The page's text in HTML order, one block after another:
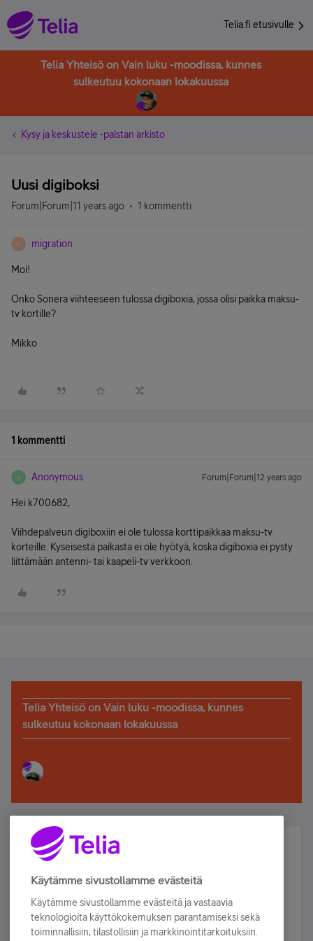
Telia.fi etusivulle
Telia Yhteisö on Vain luku -moodissa, kunnes
sulkeutuu kokonaan lokakuussa
Kysy ja keskustele -palstan arkisto
Uusi digiboksi
Forum|Forum|11 years ago 1 kommentti
M migration
Moi!
Onko Sonera viihteeseen tulossa digiboxia, jossa olisi paikka maksu-
tv kortille?
Mikko
1 kommentti
A Anonymous Forum|Forum|12 years ago
Hei k700682,
Viihdepalveun digiboxiin ei ole tulossa korttipaikkaa maksu-tv
korteille. Kyseisestä paikasta ei ole hyötyä, koska digiboxia ei pysty
liittämään antenni- tai kaapeli-tv verkkoon.
Telia Yhteisö on Vain luku -moodissa, kunnes
sulkeutuu kokonaan lokakuussa
Älä jää paitsi – osallistu ja voita!
Tilaa Telian uutiskirje ja olet mukana arvonnassa.
sähköpostiisi.
Käytämme sivustollamme evästeitä
Käytämme sivustollamme evästeitä ja vastaavia
teknologioita käyttökokemuksen parantamiseksi sekä
toiminnallisiin, tilastollisiin ja markkinointitarkoituksiin.